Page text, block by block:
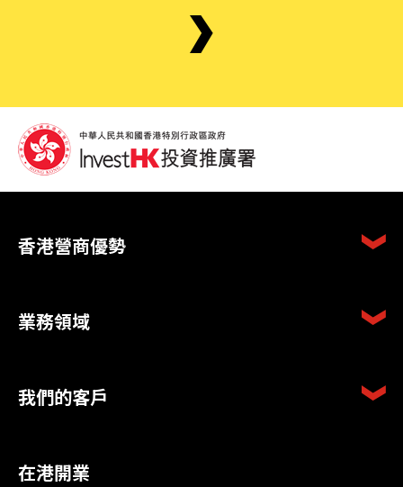
香港營商優勢
業務領域
我們的客戶
在港開業